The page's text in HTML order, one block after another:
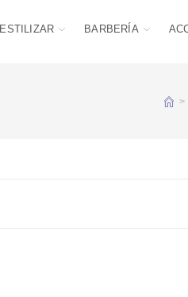
ESTILIZAR BARBERÍA
>